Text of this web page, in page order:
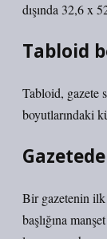
dışında 32,6 x
Tabloid
Tabloid, gazete
boyutlarındaki
Bir gazetenin ilk
başlığına